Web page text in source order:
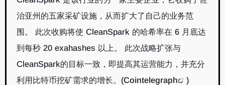
治亚州的五家采矿设施，从而扩大了自己的业务范
围。 此次收购将使 CleanSpark 的哈希率在 6 月底达
到每秒 20 exahashes 以上。 此次战略扩张与
CleanSpark的目标一致，即提高其运营能力，并充分
利用比特币挖矿需求的增长。 (Cointelegraph
)